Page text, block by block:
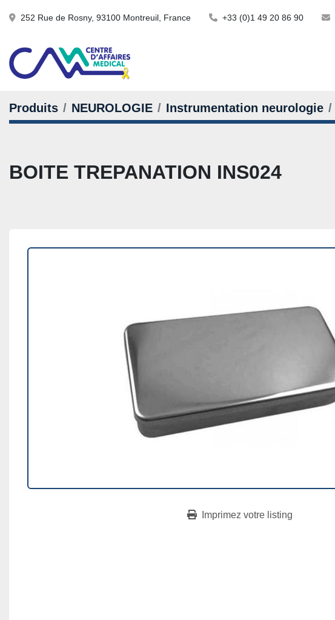
252 Rue de Rosny, 93100 Montreuil, France +33 (0)1 49 20 86 90
Produits NEUROLOGIE Instrumentation neurologie
BOITE TREPANATION INS024
Imprimez votre listing